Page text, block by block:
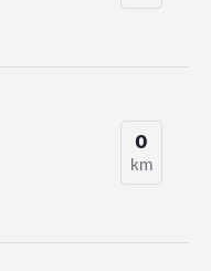
0
km